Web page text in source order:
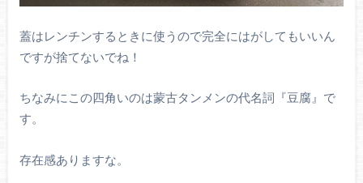
蓋はレンチンするときに使うので完全にはがしてもいいん
ですが捨てないでね！
ちなみにこの四角いのは蒙古タンメンの代名詞『豆腐』で
す。
存在感ありますな。